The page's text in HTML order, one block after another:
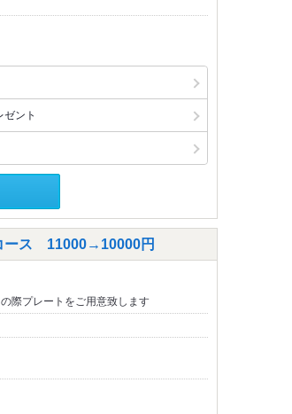
ント
ース 11000→10000円
際プレートをご用意致します